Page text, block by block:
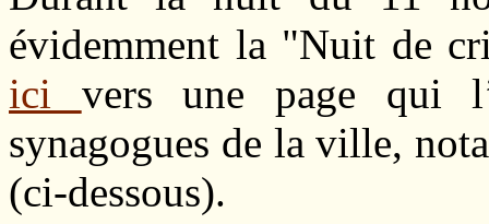
évidemment la "Nuit de
ici vers une page qui
synagogues de la ville,
(ci-dessous).